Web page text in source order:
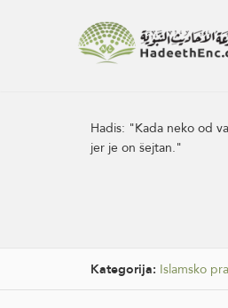
Hadis: "Kada neko od
jer je on šejtan."
Kategorija: Islamsko